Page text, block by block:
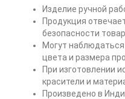
Изделие ручной
Продукция
безопасности
Могут
цвета и размера
При изготовлении
красители и
Произведено в